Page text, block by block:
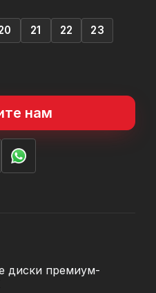
21 22
23
нам
диски премиум-